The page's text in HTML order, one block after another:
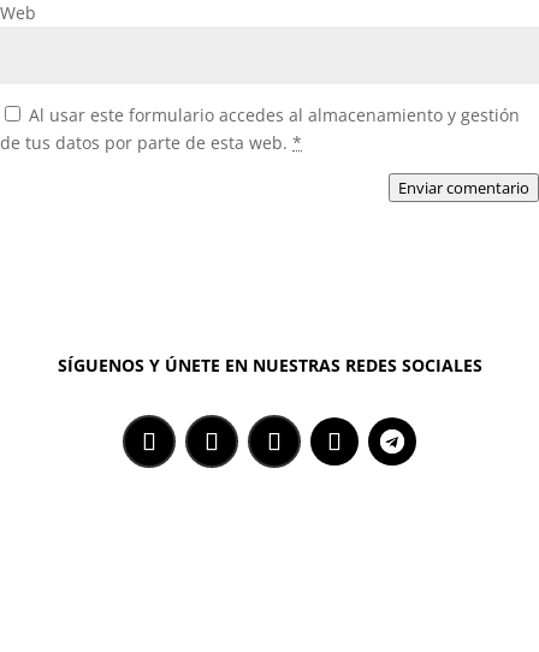
Web
Al usar este formulario accedes al almacenamiento y gestión
de tus datos por parte de esta web. *
Enviar comentario
SÍGUENOS Y ÚNETE EN NUESTRAS REDES SOCIALES